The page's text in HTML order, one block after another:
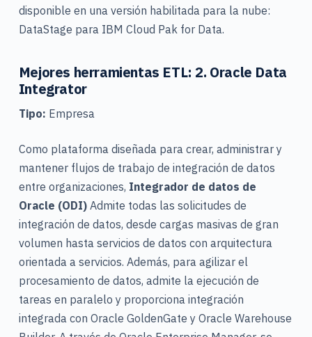
disponible en una versión habilitada para la nube:
DataStage para IBM Cloud Pak for Data.
Mejores herramientas ETL: 2. Oracle Data
Integrator
Tipo: Empresa
Como plataforma diseñada para crear, administrar y
mantener flujos de trabajo de integración de datos
entre organizaciones, Integrador de datos de
Oracle (ODI)Admite todas las solicitudes de
integración de datos, desde cargas masivas de gran
volumen hasta servicios de datos con arquitectura
orientada a servicios. Además, para agilizar el
procesamiento de datos, admite la ejecución de
tareas en paralelo y proporciona integración
integrada con Oracle GoldenGate y Oracle Warehouse